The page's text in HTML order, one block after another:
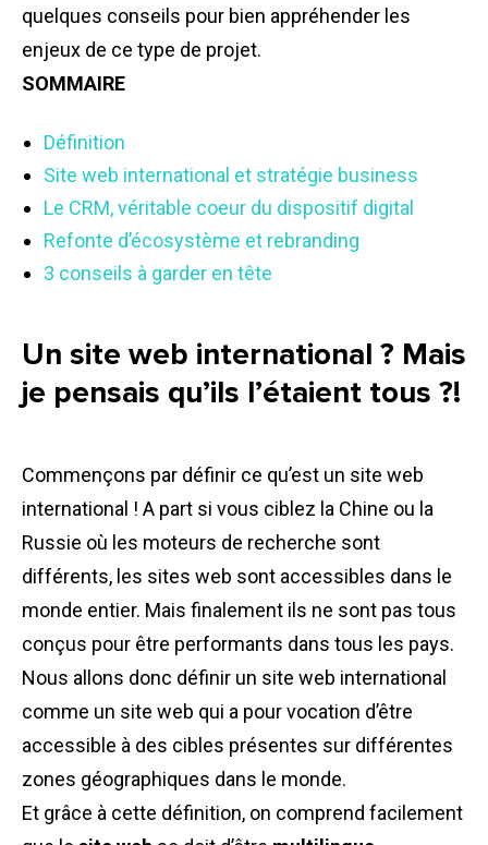
quelques conseils pour bien appréhender les
enjeux de ce type de projet.
SOMMAIRE
Définition
Site web international et stratégie business
Le CRM, véritable coeur du dispositif digital
Refonte d’écosystème et rebranding
3 conseils à garder en tête
Un site web international ? Mais
je pensais qu’ils l’étaient tous ?!
Commençons par définir ce qu’est un site web
international ! A part si vous ciblez la Chine ou la
Russie où les moteurs de recherche sont
différents, les sites web sont accessibles dans le
monde entier. Mais finalement ils ne sont pas tous
conçus pour être performants dans tous les pays.
Nous allons donc définir un site web international
comme un site web qui a pour vocation d’être
accessible à des cibles présentes sur différentes
zones géographiques dans le monde.
Et grâce à cette définition, on comprend facilement